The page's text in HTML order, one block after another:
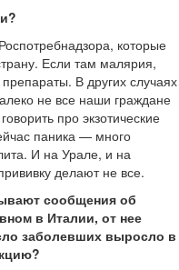
которые
Если там малярия,
В других случаях
не все наши граждане
про экзотические
паника — много
И на Урале, и на
делают не все.
сообщения об
в Италии, от нее
заболевших выросло в